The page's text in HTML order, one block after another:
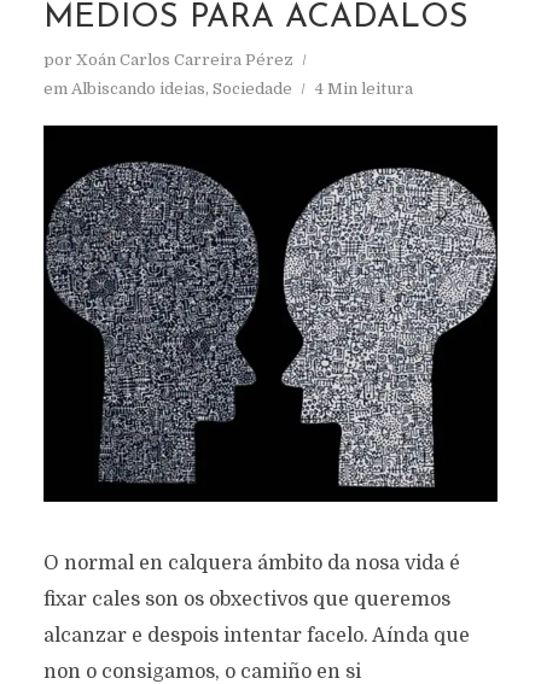
MEDIOS PARA ACADALOS
por Xoán Carlos Carreira Pérez
em Albiscando ideias, Sociedade 4 Min leitura
O normal en calquera ámbito da nosa vida é
fixar cales son os obxectivos que queremos
alcanzar e despois intentar facelo. Aínda que
non o consigamos, o camiño en si